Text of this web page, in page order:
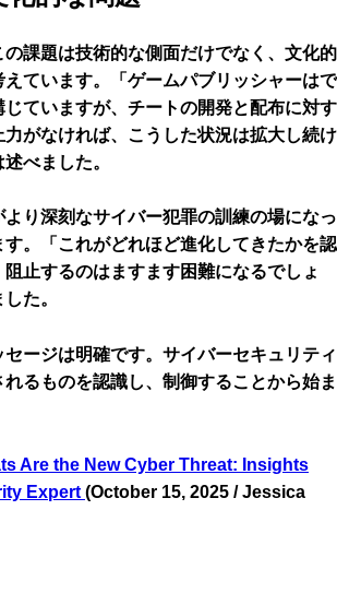
課題は技術的な側面だけでなく、文化的
ています。「ゲームパブリッシャーはで
じていますが、チートの開発と配布に対す
がなければ、こうした状況は拡大し続け
べました。
り深刻なサイバー犯罪の訓練の場になっ
。「これがどれほど進化してきたかを認
止するのはますます困難になるでしょ
た。
ージは明確です。 サイバーセキュリティ
るものを認識し、制御することから始ま
Are the New Cyber Threat: Insights
Expert (October 15, 2025 / Jessica